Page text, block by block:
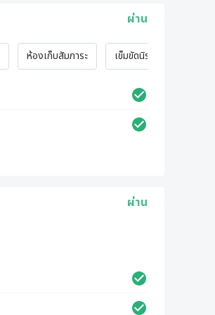
ผ่าน
ห้องเก็บสัมภาระ เข็มขัดนิรภัย
ผ่าน